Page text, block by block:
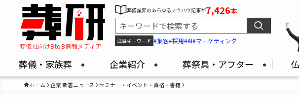
葬儀社向けBtoB情報メディア
葬儀業界のあらゆるノウハウ記事が7,426本
注目キーワード #集客#採用#AI#マーケティング
葬儀・家族葬 企業紹介 葬祭具・アフター
ホーム 企業 新着ニュース セミナー・イベント・資格・書籍